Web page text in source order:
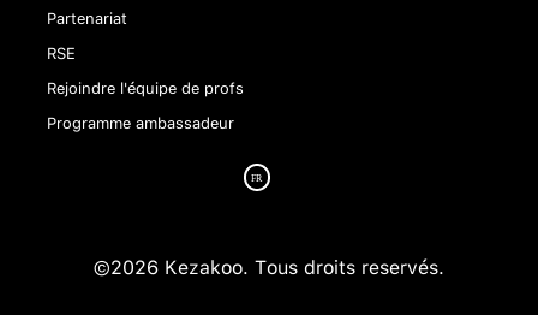
Partenariat
RSE
Rejoindre l'équipe de profs
Programme ambassadeur
©2026 Kezakoo. Tous droits reservés.